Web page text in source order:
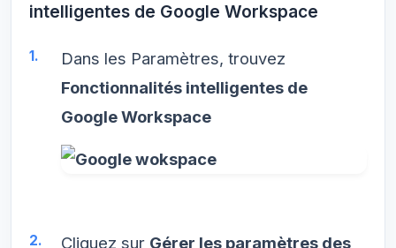
intelligentes de Google Workspace
Dans les Paramètres, trouvez
Fonctionnalités intelligentes de
Google Workspace
Cliquez sur Gérer les paramètres des